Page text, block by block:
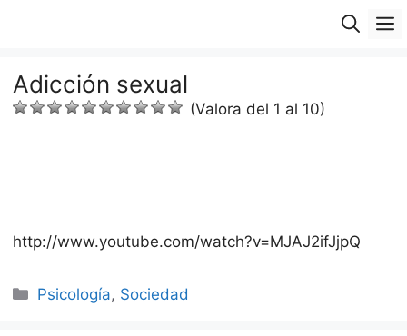
Adicción sexual
(Valora del 1 al 10)
http://www.youtube.com/watch?v=MJAJ2ifJjpQ
Categorías
Psicología, Sociedad